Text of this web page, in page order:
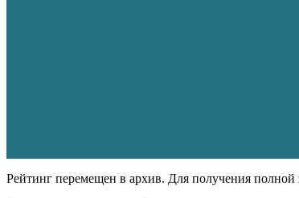
Рейтинг перемещен в архив. Для получения